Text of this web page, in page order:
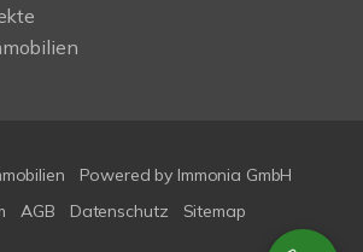
Powered by Immonia GmbH
AGB Datenschutz Sitemap